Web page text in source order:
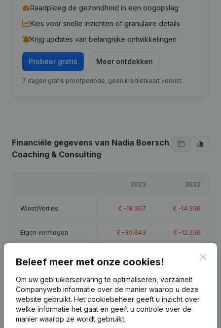
Raadpleeg de gezondheid in een oogopslag
Kies voor snelle inzichten of granulaire details
Krijg updates van belangrijke ontwikkelingen
Probeer gratis Meer ontdekken
7 dagen gratis proefperiode, geen kredietkaart vereist.
Financiële gegevens van Nadia Boersch
Coaching & Consulting
2023 2022
Winst/Verlies € -18.307 € -14.336
Eigen vermogen € -30.643 € -12.336
Brutomarge -18.091 -14.184
Publicatiesvan Nadia Boersch Coaching &
Beleef meer met onze cookies!
Om uw gebruikerservaring te optimaliseren, verzamelt
Companyweb informatie over de manier waarop u deze
website gebruikt. Het cookiebeheer geeft u inzicht over
welke informatie het gaat en geeft u controle over de
manier waarop ze wordt gebruikt.